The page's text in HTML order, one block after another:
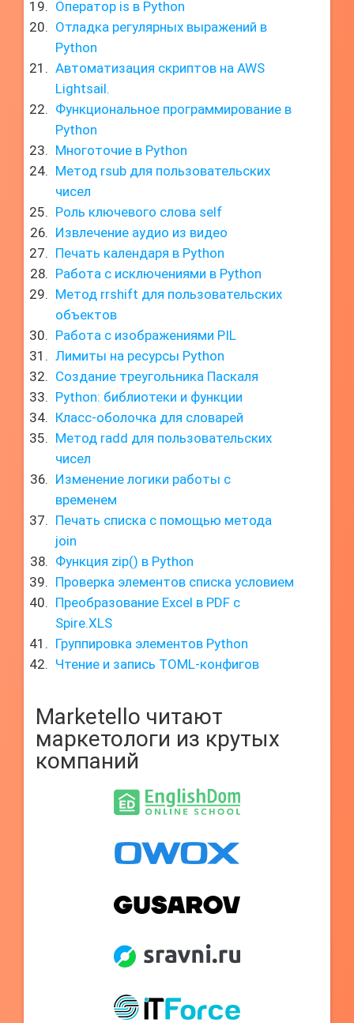
Оператор is в Python
Отладка регулярных выражений в
Python
Автоматизация скриптов на AWS
Lightsail.
Функциональное программирование в
Python
Многоточие в Python
Метод rsub для пользовательских
чисел
Роль ключевого слова self
Извлечение аудио из видео
Печать календаря в Python
Работа с исключениями в Python
Метод rrshift для пользовательских
объектов
Работа с изображениями PIL
Лимиты на ресурсы Python
Создание треугольника Паскаля
Python: библиотеки и функции
Класс-оболочка для словарей
Метод radd для пользовательских
чисел
Изменение логики работы с
временем
Печать списка с помощью метода
join
Функция zip() в Python
Проверка элементов списка условием
Преобразование Excel в PDF с
Spire.XLS
Группировка элементов Python
Чтение и запись TOML-конфигов
Marketello читают
маркетологи из крутых
компаний